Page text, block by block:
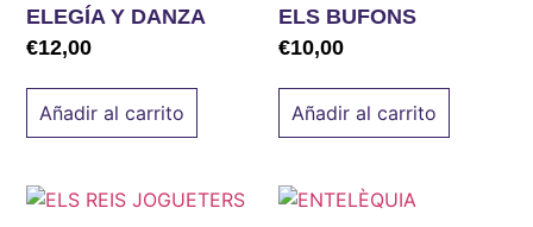
ELEGÍA Y DANZA
€12,00
Añadir al carrito
ELS BUFONS
€10,00
Añadir al carrito